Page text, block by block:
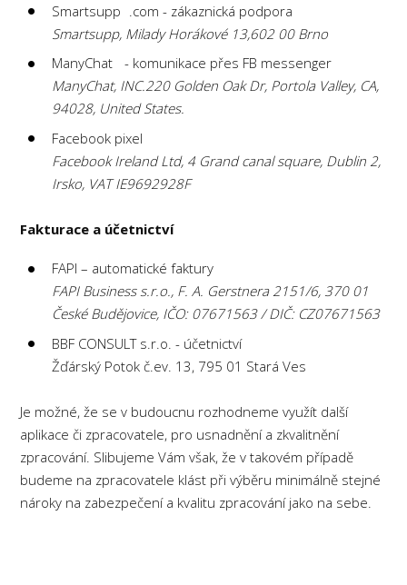
Smartsupp .com - zákaznická podpora
Smartsupp, Milady Horákové 13,602 00 Brno
ManyChat - komunikace přes FB messenger
ManyChat, INC.220 Golden Oak Dr, Portola Valley, CA,
94028, United States.
Facebook pixel
Facebook Ireland Ltd, 4 Grand canal square, Dublin 2,
Irsko, VAT IE9692928F
Fakturace a účetnictví
FAPI – automatické faktury
FAPI Business s.r.o., F. A. Gerstnera 2151/6, 370 01
České Budějovice, IČO: 07671563 / DIČ: CZ07671563
BBF CONSULT s.r.o. - účetnictví
Žďárský Potok č.ev. 13, 795 01 Stará Ves
Je možné, že se v budoucnu rozhodneme využít další
aplikace či zpracovatele, pro usnadnění a zkvalitnění
zpracování. Slibujeme Vám však, že v takovém případě
budeme na zpracovatele klást při výběru minimálně stejné
nároky na zabezpečení a kvalitu zpracování jako na sebe.